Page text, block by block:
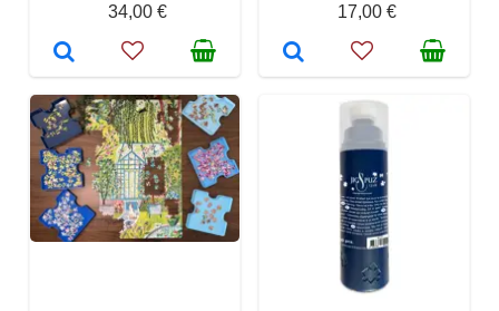
34,00 €
17,00 €